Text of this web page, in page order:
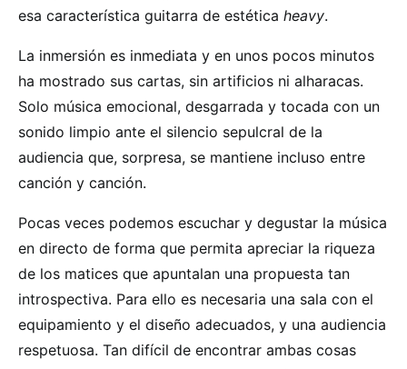
esa característica guitarra de estética heavy.
La inmersión es inmediata y en unos pocos minutos
ha mostrado sus cartas, sin artificios ni alharacas.
Solo música emocional, desgarrada y tocada con un
sonido limpio ante el silencio sepulcral de la
audiencia que, sorpresa, se mantiene incluso entre
canción y canción.
Pocas veces podemos escuchar y degustar la música
en directo de forma que permita apreciar la riqueza
de los matices que apuntalan una propuesta tan
introspectiva. Para ello es necesaria una sala con el
equipamiento y el diseño adecuados, y una audiencia
respetuosa. Tan difícil de encontrar ambas cosas